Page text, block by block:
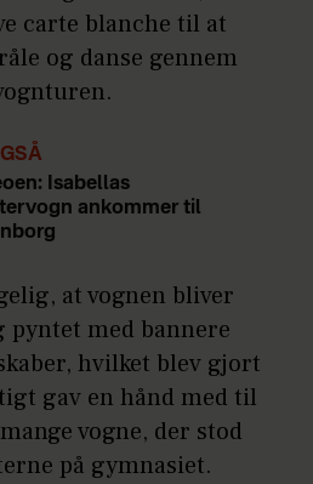
carte blanche til at
og danse gennem
Isabellas
ankommer til
at vognen bliver
med bannere
hvilket blev gjort
gav en hånd med til
vogne, der stod
på gymnasiet.